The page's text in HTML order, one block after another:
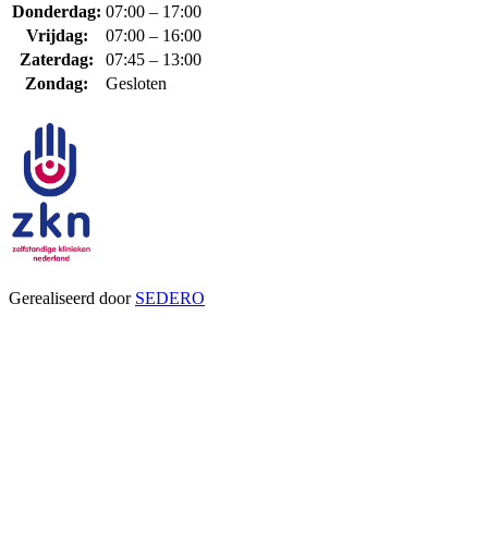
Donderdag: 07:00 – 17:00
Vrijdag:
07:00 – 16:00
Zaterdag:
07:45 – 13:00
Zondag:
Gesloten
Gerealiseerd door SEDERO